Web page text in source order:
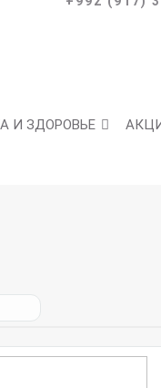
И ЗДОРОВЬЕ